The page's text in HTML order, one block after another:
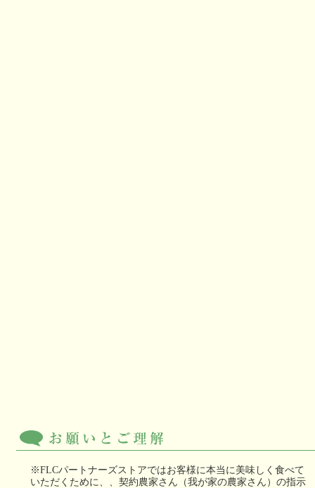
※FLCパートナーズストアではお客様に本当に美味しく食べて
いただくために、、契約農家さん（我が家の農家さん）の指示